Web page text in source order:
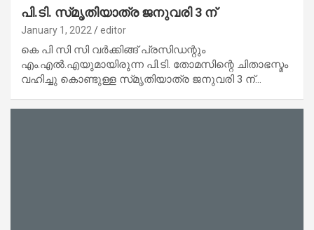
പി.ടി. സ്‌മൃതിയാത്ര ജനുവരി 3 ന്
January 1, 2022 editor
കെ പി സി സി വർക്കിങ്ങ് പ്രസിഡന്റും
എം.എൽ.എയുമായിരുന്ന പി.ടി. തോമസിന്റെ ചിതാഭസ്മം
വഹിച്ചു കൊണ്ടുള്ള സ്‌മൃതിയാത്ര ജനുവരി 3 ന്…